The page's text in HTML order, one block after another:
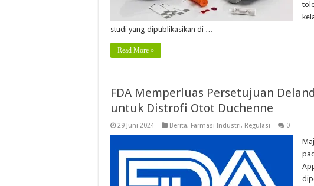
studi yang dipublikasikan di …
Read More »
FDA Memperluas Persetujuan
untuk Distrofi Otot Duchenne
29 Juni 2024 Berita, Farmasi Industri, Regulasi 0